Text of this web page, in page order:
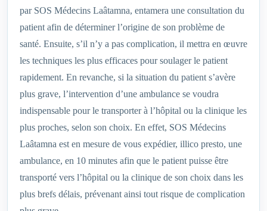
par SOS Médecins Laâtamna, entamera une consultation du
patient afin de déterminer l’origine de son problème de
santé. Ensuite, s’il n’y a pas complication, il mettra en œuvre
les techniques les plus efficaces pour soulager le patient
rapidement. En revanche, si la situation du patient s’avère
plus grave, l’intervention d’une ambulance se voudra
indispensable pour le transporter à l’hôpital ou la clinique les
plus proches, selon son choix. En effet, SOS Médecins
Laâtamna est en mesure de vous expédier, illico presto, une
ambulance, en 10 minutes afin que le patient puisse être
transporté vers l’hôpital ou la clinique de son choix dans les
plus brefs délais, prévenant ainsi tout risque de complication